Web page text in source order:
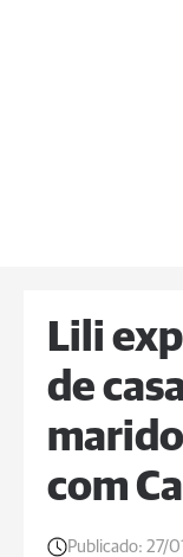
Lili
de
com
Publicado: 27/